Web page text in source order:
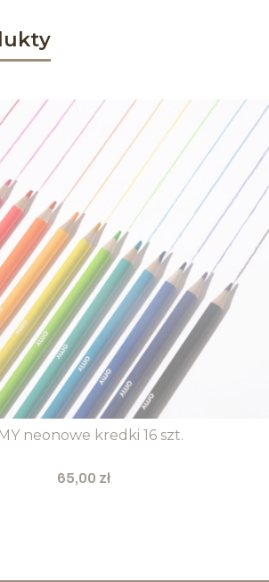
neonowe kredki 16 szt.
Cena
65,00 zł